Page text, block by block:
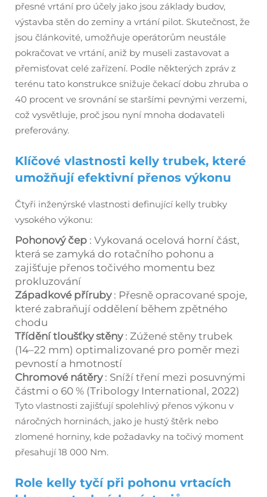
přesné vrtání pro účely jako jsou základy budov,
výstavba stěn do zeminy a vrtání pilot. Skutečnost, že
jsou článkovité, umožňuje operátorům neustále
pokračovat ve vrtání, aniž by museli zastavovat a
přemisťovat celé zařízení. Podle některých zpráv z
terénu tato konstrukce snižuje čekací dobu zhruba o
40 procent ve srovnání se staršími pevnými verzemi,
což vysvětluje, proč jsou nyní mnoha dodavateli
preferovány.
Klíčové vlastnosti kelly trubek, které
umožňují efektivní přenos výkonu
Čtyři inženýrské vlastnosti definující kelly trubky
vysokého výkonu:
Pohonový čep : Vykovaná ocelová horní část,
která se zamyká do rotačního pohonu a
zajišťuje přenos točivého momentu bez
prokluzování
Západkové příruby : Přesně opracované spoje,
které zabraňují oddělení během zpětného
chodu
Třídění tloušťky stěny : Zúžené stěny trubek
(14–22 mm) optimalizované pro poměr mezi
pevností a hmotností
Chromové nátěry : Sníží tření mezi posuvnými
částmi o 60 % (Tribology International, 2022)
Tyto vlastnosti zajišťují spolehlivý přenos výkonu v
náročných horninách, jako je hustý štěrk nebo
zlomené horniny, kde požadavky na točivý moment
přesahují 18 000 Nm.
Role kelly tyčí při pohonu vrtacích